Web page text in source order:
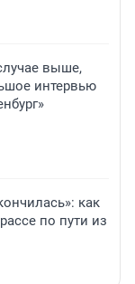
выше,
интервью
как
по пути из